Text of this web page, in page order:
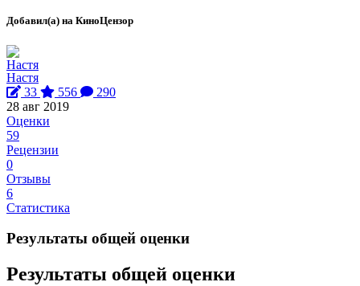
Добавил(а) на КиноЦензор
Настя
33
556
290
28 авг 2019
Оценки
59
Рецензии
0
Отзывы
6
Статистика
Результаты общей оценки
Результаты общей оценки